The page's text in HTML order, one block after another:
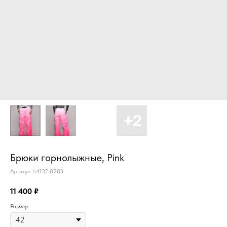
Брюки горнолыжные, Pink
Артикул: 64132 8283
11 400 ₽
Размер